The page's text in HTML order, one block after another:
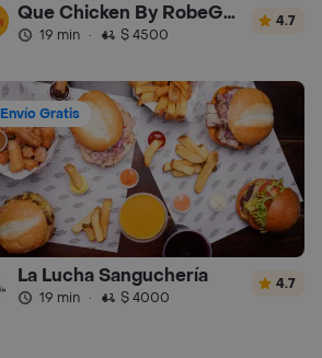
Que Chicken By RobeGrill
19 min · $ 4500
4.7
Envío Gratis
La Lucha Sanguchería
19 min · $ 4000
4.7